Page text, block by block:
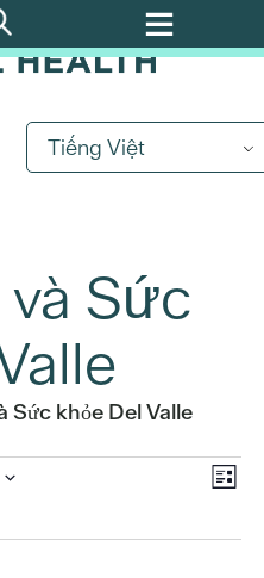
Tiếng Việt
Sức
Sức khỏe Del Valle
Sự
Danh